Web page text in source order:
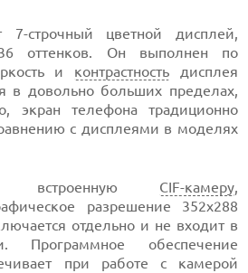
строчный цветной дисплей,
оттенков. Он выполнен по
и контрастность дисплея
в довольно больших пределах,
экран телефона традиционно
с дисплеями в моделях
встроенную CIF-камеру,
разрешение 352x288
отдельно и не входит в
Программное обеспечение
при работе с камерой